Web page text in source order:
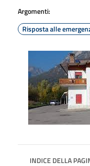
Argomenti:
Risposta alle
INDICE DELLA